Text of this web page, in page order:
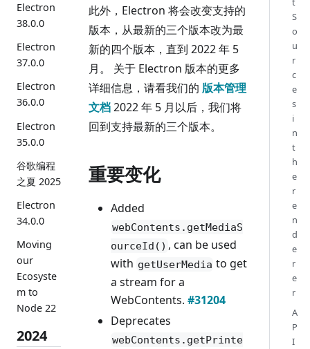
Electron
38.0.0
Electron
37.0.0
Electron
36.0.0
Electron
35.0.0
谷歌编程
之夏 2025
Electron
34.0.0
Moving
our
Ecosyste
m to
Node 22
2024
此外，Electron 将会改变支持的
版本，从最新的三个版本改为最
新的四个版本，直到 2022 年 5
月。 关于 Electron 版本的更多
详细信息，请看我们的 版本管理
文档2022 年 5 月以后，我们将
回到支持最新的三个版本。
重要变化
Added
webContents.getMediaS
ourceId() , can be used
with getUserMedia to get
a stream for a
WebContents. #31204
Deprecates
webContents.getPrinte
S
o
u
r
c
e
s
i
n
t
h
e
r
e
n
d
e
r
e
r
A
P
I